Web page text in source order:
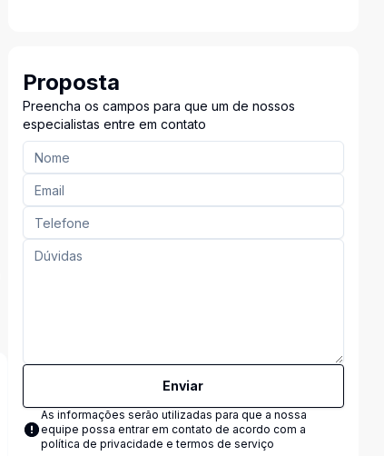
Proposta
Preencha os campos para que um de nossos
especialistas entre em contato
Enviar
As informações serão utilizadas para que a nossa
equipe possa entrar em contato de acordo com a
política de privacidade e termos de serviço